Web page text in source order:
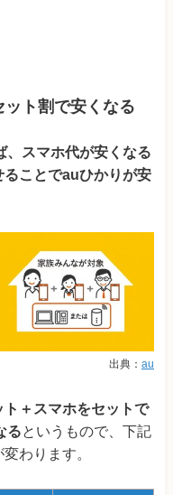
ト割で安くなる
、スマホ代が安くなる
ることでauひかりが安
出典： au
ト＋スマホをセットで
るというもので、下記
わります。